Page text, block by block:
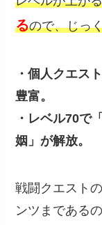
るので、じっ
・個人クエス
豊富。
・レベル70で
姻」が解放。
戦闘クエスト
ンツまである